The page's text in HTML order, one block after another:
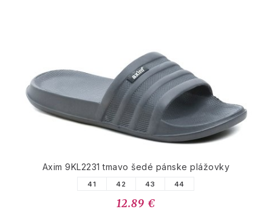
Axim 9KL2231 tmavo šedé pánske plážovky
41 42 43 44
12.89 €